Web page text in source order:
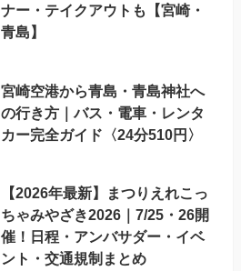
ナー・テイクアウトも【宮崎・
青島】
宮崎空港から青島・青島神社へ
の行き方｜バス・電車・レンタ
カー完全ガイド〈24分510円〉
【2026年最新】まつりえれこっ
ちゃみやざき2026｜7/25・26開
催！日程・アンバサダー・イベ
ント・交通規制まとめ